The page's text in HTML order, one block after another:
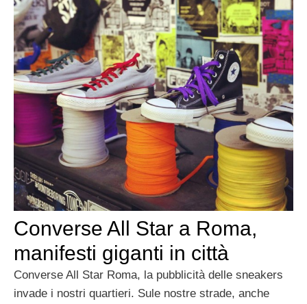
Converse All Star a Roma,
manifesti giganti in città
Converse All Star Roma, la pubblicità delle sneakers
invade i nostri quartieri. Sule nostre strade, anche